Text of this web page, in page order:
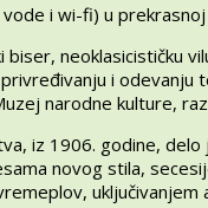
i wi-fi) u
neoklasicističku
i odevanju
narodne kulture,
iz 1906. godine,
novog stila,